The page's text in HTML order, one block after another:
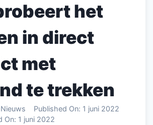
het
in direct
met
te trekken
Published On: 1 juni 2022
On: 1 juni 2022